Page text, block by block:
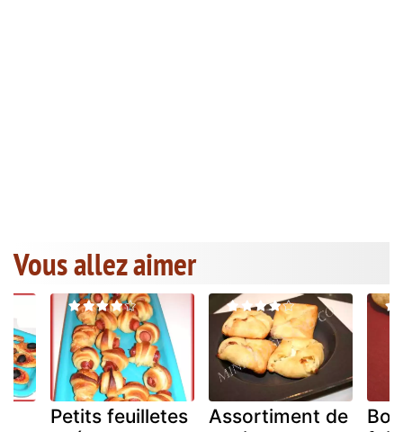
Vous allez aimer
Petits feuilletes
Assortiment de